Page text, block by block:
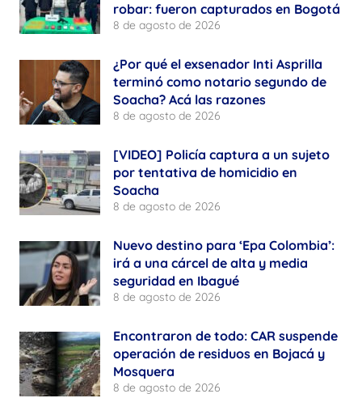
robar: fueron capturados en Bogotá
8 de agosto de 2026
¿Por qué el exsenador Inti Asprilla
terminó como notario segundo de
Soacha? Acá las razones
8 de agosto de 2026
[VIDEO] Policía captura a un sujeto
por tentativa de homicidio en
Soacha
8 de agosto de 2026
Nuevo destino para ‘Epa Colombia’:
irá a una cárcel de alta y media
seguridad en Ibagué
8 de agosto de 2026
Encontraron de todo: CAR suspende
operación de residuos en Bojacá y
Mosquera
8 de agosto de 2026